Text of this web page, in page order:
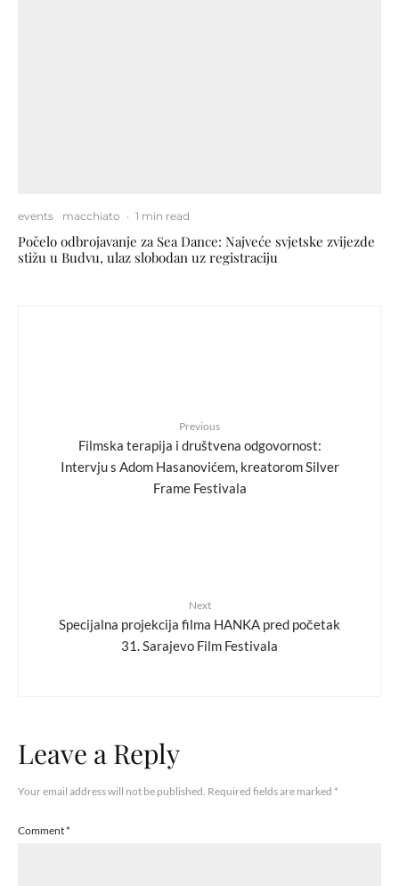
events macchiato · 1 min read
Počelo odbrojavanje za Sea Dance: Najveće svjetske zvijezde
stižu u Budvu, ulaz slobodan uz registraciju
Previous
Filmska terapija i društvena odgovornost:
Intervju s Adom Hasanovićem, kreatorom Silver
Frame Festivala
Next
Specijalna projekcija filma HANKA pred početak
31. Sarajevo Film Festivala
Leave a Reply
Your email address will not be published. Required fields are marked *
Comment*